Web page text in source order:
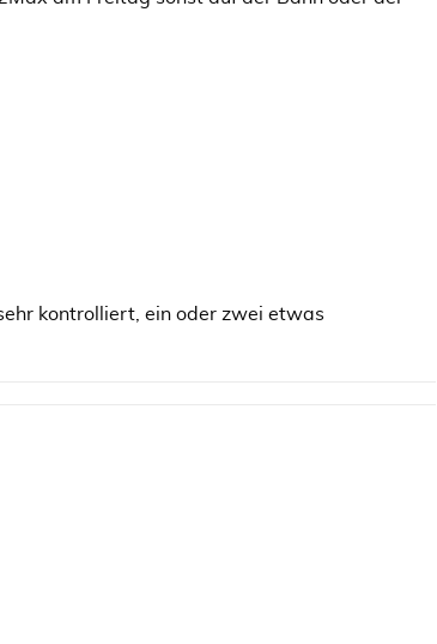
kontrolliert, ein oder zwei etwas